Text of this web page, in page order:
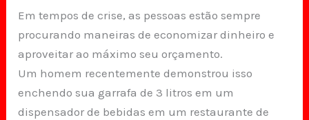
Em tempos de crise, as pessoas estão sempre
procurando maneiras de economizar dinheiro e
aproveitar ao máximo seu orçamento.
Um homem recentemente demonstrou isso
enchendo sua garrafa de 3 litros em um
dispensador de bebidas em um restaurante de